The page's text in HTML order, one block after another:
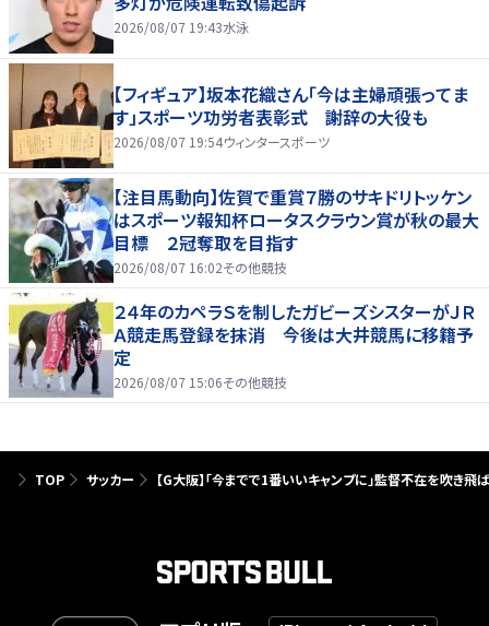
2026/08/07 19:43水泳
【フィギュア】坂本花織さん「今は主婦頑張ってま
す」スポーツ功労者表彰式 謝辞の大役も
2026/08/07 19:54ウィンタースポーツ
【注目馬動向】佐賀で重賞７勝のサキドリトッケン
はスポーツ報知杯ロータスクラウン賞が秋の最大
目標 ２冠奪取を目指す
2026/08/07 16:02その他競技
２４年のカペラＳを制したガビーズシスターがＪＲ
Ａ競走馬登録を抹消 今後は大井競馬に移籍予
定
2026/08/07 15:06その他競技
TOP サッカー 【G大阪】｢今までで1番いいキャンプに｣監督不在を吹き